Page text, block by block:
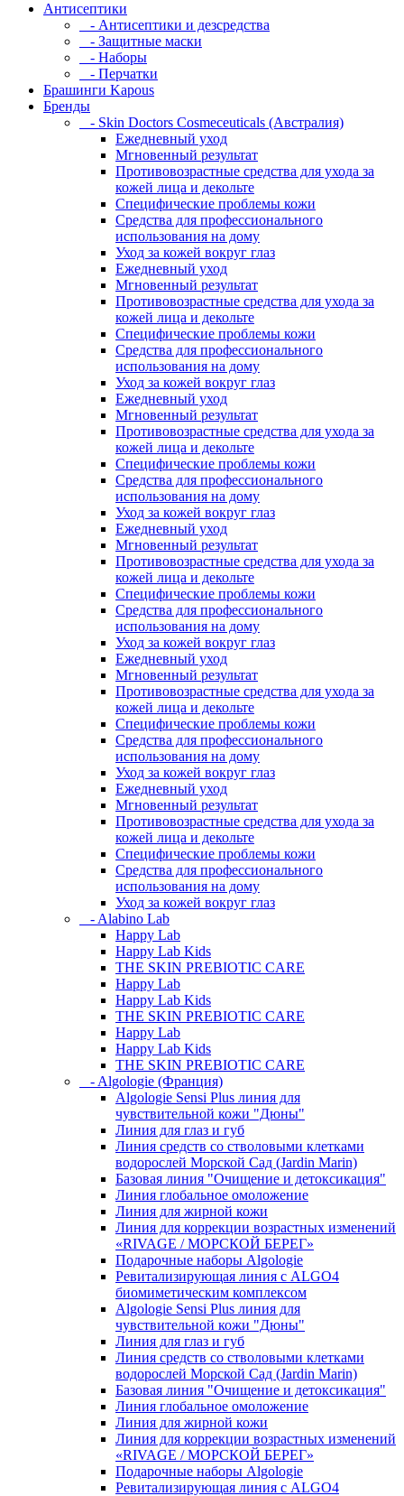
Антисептики
- Антисептики и дезсредства
- Защитные маски
- Наборы
- Перчатки
Брашинги Kapous
Бренды
- Skin Doctors Cosmeceuticals (Австралия)
Ежедневный уход
Мгновенный результат
Противовозрастные средства для ухода за
кожей лица и декольте
Специфические проблемы кожи
Средства для профессионального
использования на дому
Уход за кожей вокруг глаз
Ежедневный уход
Мгновенный результат
Противовозрастные средства для ухода за
кожей лица и декольте
Специфические проблемы кожи
Средства для профессионального
использования на дому
Уход за кожей вокруг глаз
Ежедневный уход
Мгновенный результат
Противовозрастные средства для ухода за
кожей лица и декольте
Специфические проблемы кожи
Средства для профессионального
использования на дому
Уход за кожей вокруг глаз
Ежедневный уход
Мгновенный результат
Противовозрастные средства для ухода за
кожей лица и декольте
Специфические проблемы кожи
Средства для профессионального
использования на дому
Уход за кожей вокруг глаз
Ежедневный уход
Мгновенный результат
Противовозрастные средства для ухода за
кожей лица и декольте
Специфические проблемы кожи
Средства для профессионального
использования на дому
Уход за кожей вокруг глаз
Ежедневный уход
Мгновенный результат
Противовозрастные средства для ухода за
кожей лица и декольте
Специфические проблемы кожи
Средства для профессионального
использования на дому
Уход за кожей вокруг глаз
- Alabino Lab
Happy Lab
Happy Lab Kids
THE SKIN PREBIOTIC CARE
Happy Lab
Happy Lab Kids
THE SKIN PREBIOTIC CARE
Happy Lab
Happy Lab Kids
THE SKIN PREBIOTIC CARE
- Algologie (Франция)
Algologie Sensi Plus линия для
чувcтвительной кожи "Дюны"
Линия для глаз и губ
Линия средств со стволовыми клетками
водорослей Морской Сад (Jardin Marin)
Базовая линия "Очищение и детоксикация"
Линия глобальное омоложение
Линия для жирной кожи
Линия для коррекции возрастных изменений
«RIVAGE / МОРСКОЙ БЕРЕГ»
Подарочные наборы Algologie
Ревитализирующая линия с ALGO4
биомиметическим комплексом
Algologie Sensi Plus линия для
чувcтвительной кожи "Дюны"
Линия для глаз и губ
Линия средств со стволовыми клетками
водорослей Морской Сад (Jardin Marin)
Базовая линия "Очищение и детоксикация"
Линия глобальное омоложение
Линия для жирной кожи
Линия для коррекции возрастных изменений
«RIVAGE / МОРСКОЙ БЕРЕГ»
Подарочные наборы Algologie
Ревитализирующая линия с ALGO4